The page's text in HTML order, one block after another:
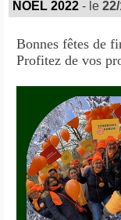
NOEL 2022 - le
Bonnes fêtes de
Profitez de vos